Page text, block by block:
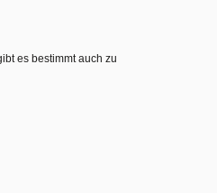
es bestimmt auch zu